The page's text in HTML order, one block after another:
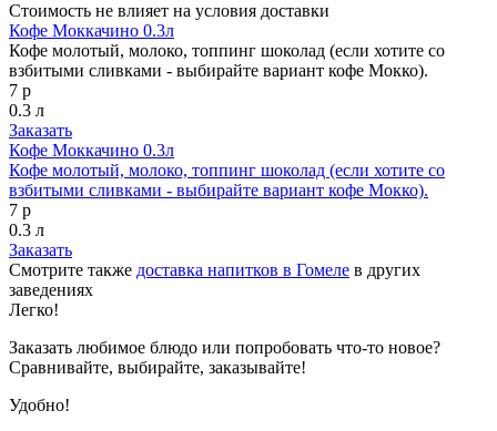
Стоимость не влияет на условия доставки
Кофе Моккачино 0.3л
Кофе молотый, молоко, топпинг шоколад (если хотите со
взбитыми сливками - выбирайте вариант кофе Мокко).
7 р
0.3 л
Заказать
Кофе Моккачино 0.3л
Кофе молотый, молоко, топпинг шоколад (если хотите со
взбитыми сливками - выбирайте вариант кофе Мокко).
7 р
0.3 л
Заказать
Смотрите также доставка напитков в Гомеле в других
заведениях
Легко!
Заказать любимое блюдо или попробовать что-то новое?
Сравнивайте, выбирайте, заказывайте!
Удобно!